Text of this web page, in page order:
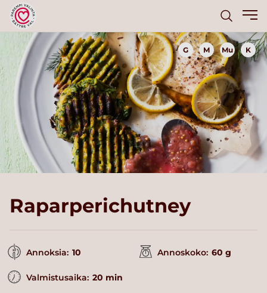
G M Mu K
Raparperichutney
Annoksia: 10 Annoskoko: 60 g
Valmistusaika: 20 min